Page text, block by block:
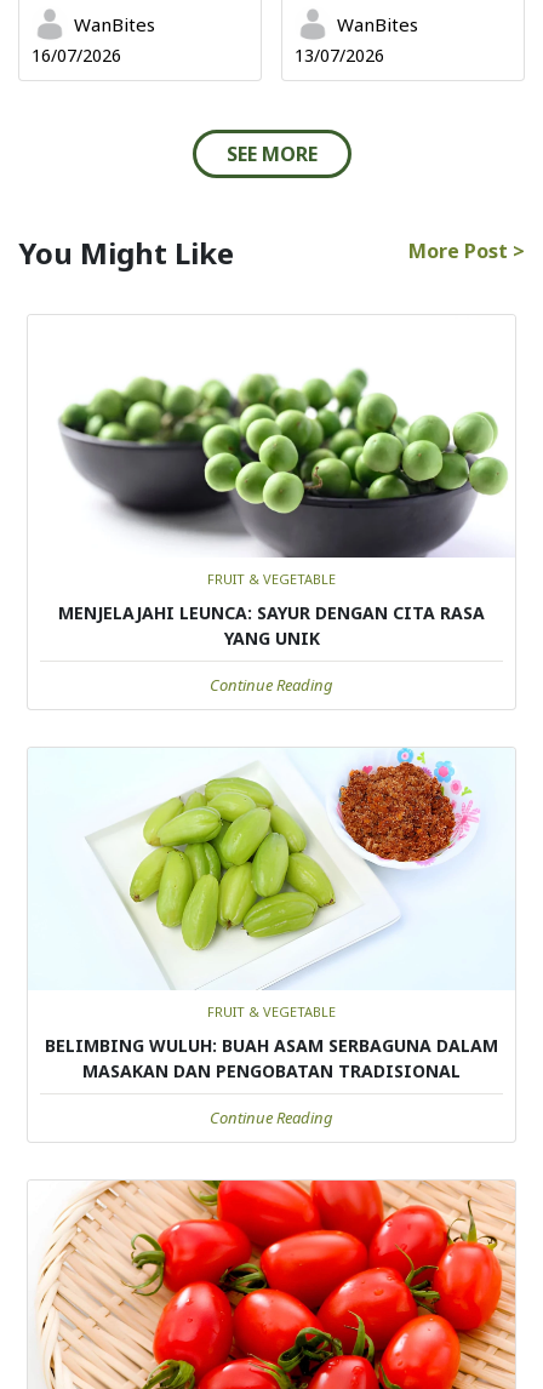
WanBites
16/07/2026
WanBites
13/07/2026
SEE MORE
You Might Like More Post >
FRUIT & VEGETABLE
MENJELAJAHI LEUNCA: SAYUR DENGAN CITA RASA
YANG UNIK
Continue Reading
FRUIT & VEGETABLE
BELIMBING WULUH: BUAH ASAM SERBAGUNA DALAM
MASAKAN DAN PENGOBATAN TRADISIONAL
Continue Reading